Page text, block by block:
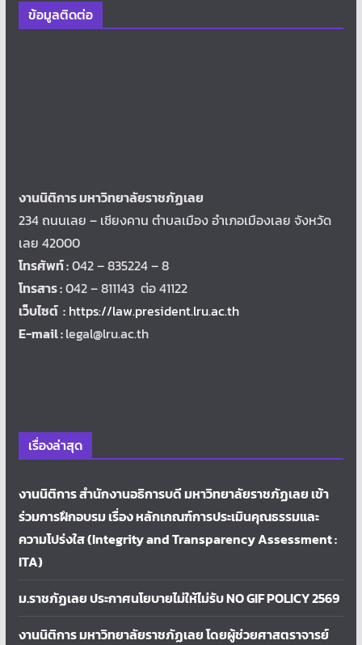
ข้อมูลติดต่อ
งานนิติการ มหาวิทยาลัยราชภัฏเลย
234 ถนนเลย – เชียงคาน ตำบลเมือง อำเภอเมืองเลย จังหวัด
เลย 42000
โทรศัพท์ :042 – 835224 – 8
โทรสาร :042 – 811143 ต่อ 41122
เว็บไซต์ : https://law.president.lru.ac.th
E-mail :legal@lru.ac.th
เรื่องล่าสุด
งานนิติการ สำนักงานอธิการบดี มหาวิทยาลัยราชภัฏเลย เข้า
ร่วมการฝึกอบรม เรื่อง หลักเกณฑ์การประเมินคุณธรรมและ
ความโปร่งใส (Integrity and Transparency Assessment :
ITA)
ม.ราชภัฏเลย ประกาศนโยบายไม่ให้ไม่รับ NO GIF POLICY 2569
งานนิติการ มหาวิทยาลัยราชภัฏเลย โดยผู้ช่วยศาสตราจารย์